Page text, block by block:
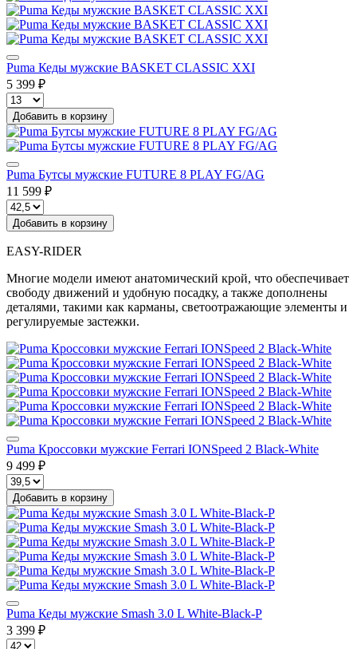
Puma Кеды мужские BASKET CLASSIC XXI
5 399 ₽
Добавить в корзину
Puma Бутсы мужские FUTURE 8 PLAY FG/AG
11 599 ₽
Добавить в корзину
EASY-RIDER
Многие модели имеют анатомический крой, что обеспечивает
свободу движений и удобную посадку, а также дополнены
деталями, такими как карманы, светоотражающие элементы и
регулируемые застежки.
Puma Кроссовки мужские Ferrari IONSpeed 2 Black-White
9 499 ₽
Добавить в корзину
Puma Кеды мужские Smash 3.0 L White-Black-P
3 399 ₽